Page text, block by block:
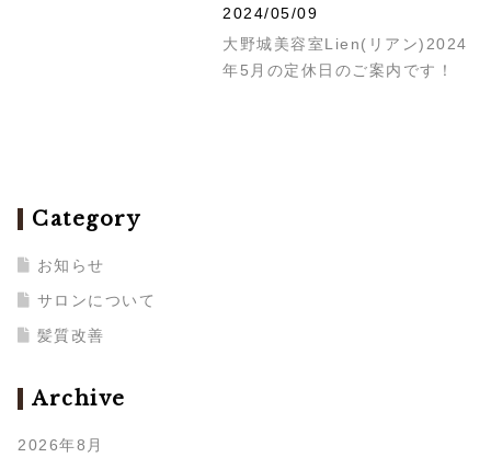
2024/05/09
大野城美容室Lien(リアン)2024
年5月の定休日のご案内です！
Category
お知らせ
サロンについて
髪質改善
Archive
2026年8月